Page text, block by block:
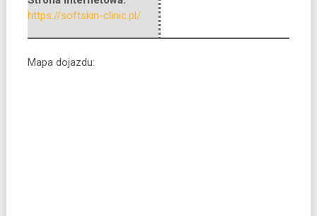
https://softskin-clinic.pl/
Mapa dojazdu: